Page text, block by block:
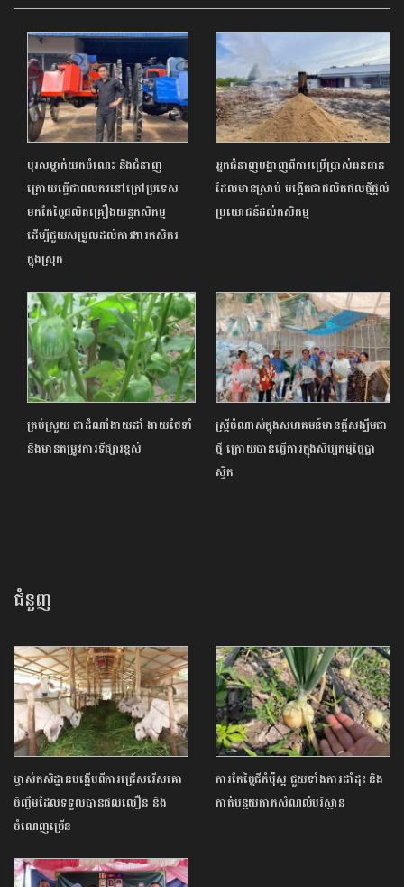
បុរសម្នាក់យកចំណេះ និងជំនាញ
ក្រោយធ្វើជាពលករនៅក្រៅប្រទេស
មកកែច្នៃផលិតគ្រឿងយន្តកសិកម្ម
ដើម្បីជួយសម្រួលដល់ការងារកសិករ
ក្នុងស្រុក
អ្នកជំនាញបង្ហាញពីការប្រើប្រាស់ធនធាន
ដែលមានស្រាប់ បង្កើតជាផលិតផលថ្មីផ្ដល់
ប្រយោជន៍ដល់កសិកម្ម
ត្រប់ស្រួយ ជាដំណាំងាយដាំ ងាយថែទាំ
និងមានតម្រូវការទីផ្សារខ្ពស់
ស្ត្រីចំណាស់ក្នុងសហគមន៍មានក្ដីសង្ឃឹមជា
ថ្មី ក្រោយបានធ្វើការក្នុងសិប្បកម្មច្នៃប្លា
ស្ទីក
ជំនួញ
ម្ចាស់កសិដ្ឋានបង្ហើបពីការជ្រើសរើសគោ
ចិញ្ចឹមដែលទទួលបានផលលឿន និង
ចំណេញច្រើន
ការកែច្នៃជីកំប៉ុស្ត ជួយទាំងការដាំដុះ និង
កាត់បន្ថយកាកសំណល់បរិស្ថាន